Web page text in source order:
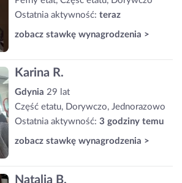
Ostatnia aktywność: teraz
zobacz stawkę wynagrodzenia >
Karina R.
Gdynia 29 lat
Część etatu, Dorywczo, Jednorazowo
Ostatnia aktywność: 3 godziny temu
zobacz stawkę wynagrodzenia >
Natalia B.